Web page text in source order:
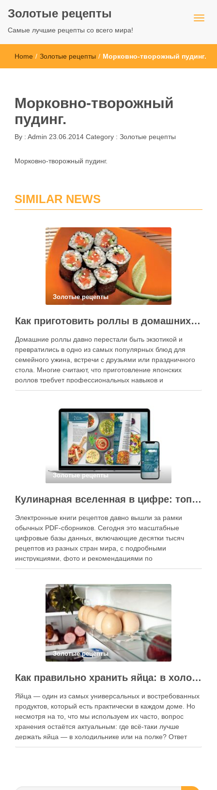
Золотые рецепты
Самые лучшие рецепты со всего мира!
Home / Золотые рецепты / Морковно-творожный пудинг.
Морковно-творожный
пудинг.
By : Admin 23.06.2014 Category : Золотые рецепты
Морковно-творожный пудинг.
SIMILAR NEWS
Золотые рецепты
Как приготовить роллы в домашних условиях?
Домашние роллы давно перестали быть экзотикой и
превратились в одно из самых популярных блюд для
семейного ужина, встречи с друзьями или праздничного
стола. Многие считают, что приготовление японских
роллов требует профессиональных навыков и
специального оборудования, однако на практике сделать
кухне. Главное — …
Золотые рецепты
Кулинарная вселенная в цифре: топ-3 самых больших электронных книг рецептов
Электронные книги рецептов давно вышли за рамки
обычных PDF-сборников. Сегодня это масштабные
цифровые базы данных, включающие десятки тысяч
рецептов из разных стран мира, с подробными
инструкциями, фото и рекомендациями по
приготовлению. В отличие от печатных изданий,
контент, расширять коллекции блюд и добавлять новые
функции. Ниже …
Золотые рецепты
Как правильно хранить яйца: в холодильнике или на полке?
Яйца — один из самых универсальных и востребованных
продуктов, который есть практически в каждом доме. Но
несмотря на то, что мы используем их часто, вопрос
хранения остаётся актуальным: где всё-таки лучше
держать яйца — в холодильнике или на полке? Ответ
зависит от нескольких факторов, включая температуру